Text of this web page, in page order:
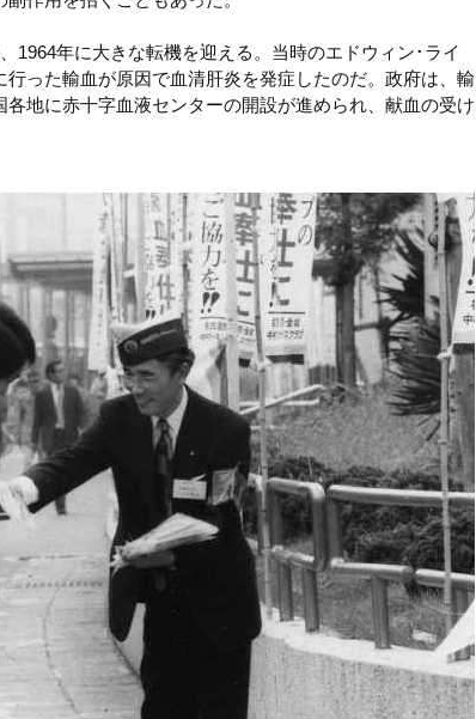
1964年に大きな転機を迎える。当時のエドウィン･ライ
った輸血が原因で血清肝炎を発症したのだ。政府は、輸
地に赤十字血液センターの開設が進められ、献血の受け